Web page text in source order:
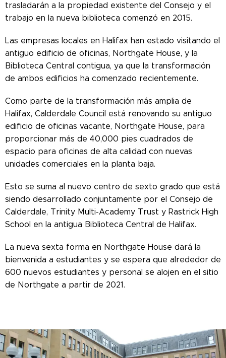
trasladarán a la propiedad existente del Consejo y el
trabajo en la nueva biblioteca comenzó en 2015.
Las empresas locales en Halifax han estado visitando el
antiguo edificio de oficinas, Northgate House, y la
Biblioteca Central contigua, ya que la transformación
de ambos edificios ha comenzado recientemente.
Como parte de la transformación más amplia de
Halifax, Calderdale Council está renovando su antiguo
edificio de oficinas vacante, Northgate House, para
proporcionar más de 40,000 pies cuadrados de
espacio para oficinas de alta calidad con nuevas
unidades comerciales en la planta baja.
Esto se suma al nuevo centro de sexto grado que está
siendo desarrollado conjuntamente por el Consejo de
Calderdale, Trinity Multi-Academy Trust y Rastrick High
School en la antigua Biblioteca Central de Halifax.
La nueva sexta forma en Northgate House dará la
bienvenida a estudiantes y se espera que alrededor de
600 nuevos estudiantes y personal se alojen en el sitio
de Northgate a partir de 2021.